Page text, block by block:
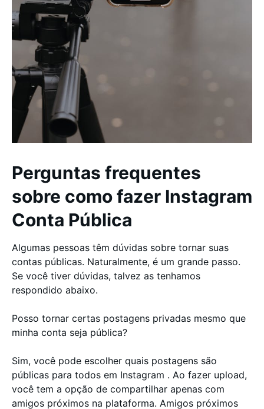
Perguntas frequentes
sobre como fazer Instagram
Conta Pública
Algumas pessoas têm dúvidas sobre tornar suas
contas públicas. Naturalmente, é um grande passo.
Se você tiver dúvidas, talvez as tenhamos
respondido abaixo.
Posso tornar certas postagens privadas mesmo que
minha conta seja pública?
Sim, você pode escolher quais postagens são
públicas para todos em Instagram . Ao fazer upload,
você tem a opção de compartilhar apenas com
amigos próximos na plataforma. Amigos próximos